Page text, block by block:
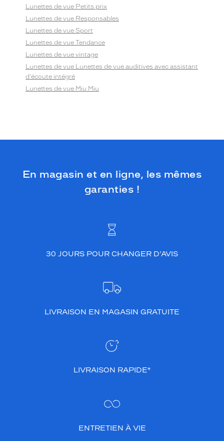
Lunettes de vue Petits prix
Lunettes de vue Responsables
Lunettes de vue Sport
Lunettes de vue Tendance
Lunettes de vue vintage
Lunettes de vue Lunettes de vue auditives avec assistant
d'écoute intégré
Lunettes de vue Miu Miu
En magasin et en ligne, les mêmes
garanties !
30 JOURS POUR CHANGER D’AVIS
LIVRAISON EN MAGASIN GRATUITE
LIVRAISON RAPIDE*
ENTRETIEN À VIE